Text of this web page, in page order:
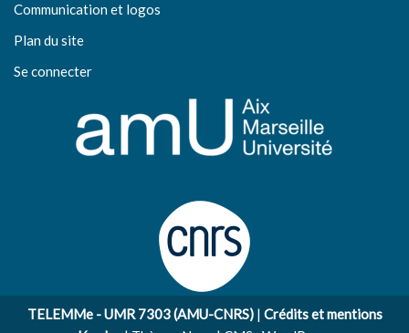
Communication et logos
Plan du site
Se connecter
TELEMMe - UMR 7303 (AMU-CNRS)| Crédits et mentions